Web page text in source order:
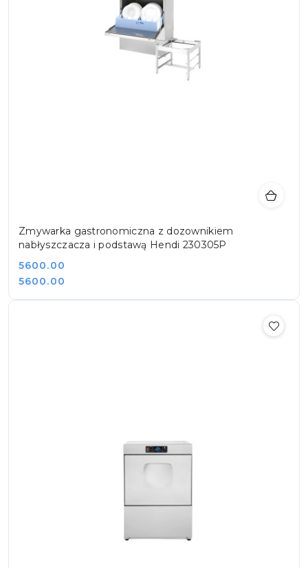
Zmywarka gastronomiczna z dozownikiem
nabłyszczacza i podstawą Hendi 230305P
Cena:
5600.00
Cena:
5600.00